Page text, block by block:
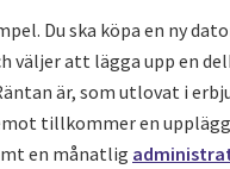
Du ska köpa en ny
väljer att lägga upp en
är, som utlovat i
tillkommer en
en månatlig